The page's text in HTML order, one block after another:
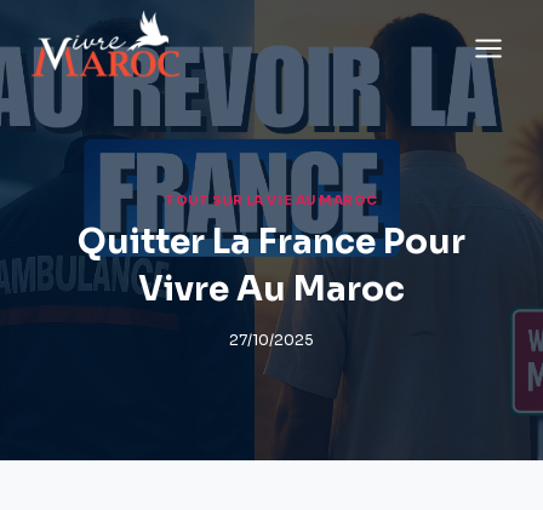
au
contenu
TOUT SUR LA VIE AU MAROC
Quitter La France Pour
Vivre Au Maroc
27/10/2025